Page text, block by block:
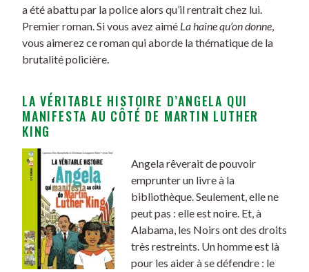
a été abattu par la police alors qu’il rentrait chez lui.
Premier roman. Si vous avez aimé La haine qu’on donne
vous aimerez ce roman qui aborde la thématique de la
brutalité policière.
LA VÉRITABLE HISTOIRE D’ANGELA QUI
MANIFESTA AU CÔTÉ DE MARTIN LUTHER
KING
Angela rêverait de pouvoir
emprunter un livre à la
bibliothèque. Seulement, elle ne
peut pas : elle est noire. Et, à
Alabama, les Noirs ont des droits
très restreints. Un homme est là
pour les aider à se défendre : le